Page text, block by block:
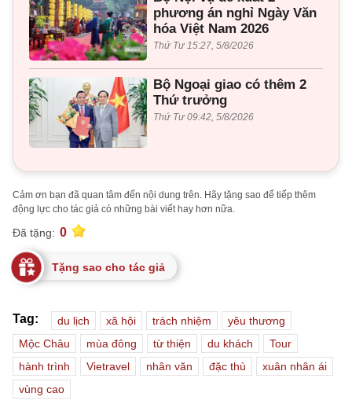
phương án nghỉ Ngày Văn
hóa Việt Nam 2026
Thứ Tư 15:27, 5/8/2026
Bộ Ngoại giao có thêm 2
Thứ trưởng
Thứ Tư 09:42, 5/8/2026
Cảm ơn bạn đã quan tâm đến nội dung trên. Hãy tặng sao để tiếp thêm
động lực cho tác giả có những bài viết hay hơn nữa.
Đã tặng: 0
Tặng sao cho tác giả
Tag: du lịch xã hội trách nhiệm
yêu thương
Mộc Châu
mùa đông từ thiện du khách
Tour
hành trình
Vietravel nhân văn đặc thù
xuân nhân ái
vùng cao